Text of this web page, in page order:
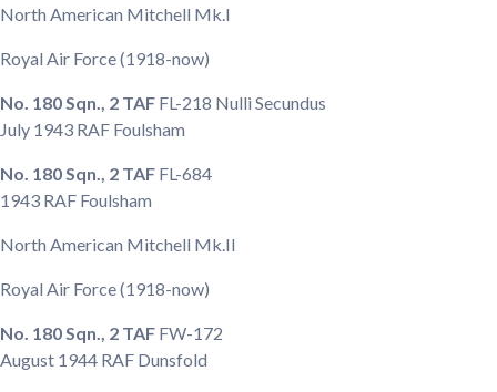
North American Mitchell Mk.I
Royal Air Force(1918-now)
No. 180 Sqn., 2 TAF FL-218 Nulli Secundus
July 1943 RAF Foulsham
No. 180 Sqn., 2 TAF FL-684
1943 RAF Foulsham
North American Mitchell Mk.II
Royal Air Force(1918-now)
No. 180 Sqn., 2 TAF FW-172
August 1944 RAF Dunsfold